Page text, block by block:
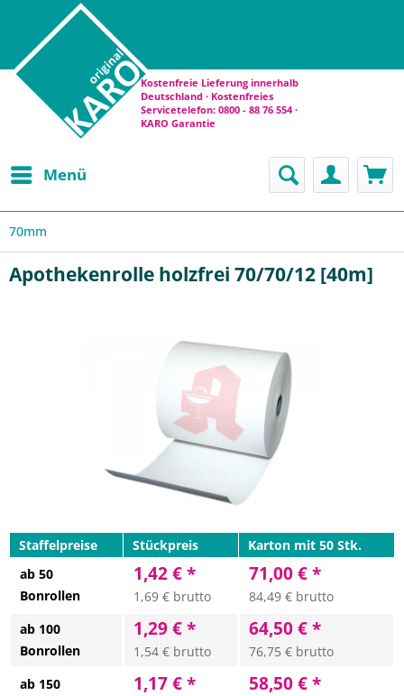
Kostenfreie Lieferung innerhalb
Deutschland · Kostenfreies
Servicetelefon: 0800 - 88 76 554 ·
KARO Garantie
Menü
70mm
Apothekenrolle holzfrei 70/70/12 [40m]
Staffelpreise Stückpreis
Karton mit 50 Stk.
ab 50
Bonrollen
1,42 € *
1,69 € brutto
71,00 € *
84,49 € brutto
ab 100
Bonrollen
1,29 € *
1,54 € brutto
64,50 € *
76,75 € brutto
ab 150
1,17 € * 58,50 € *